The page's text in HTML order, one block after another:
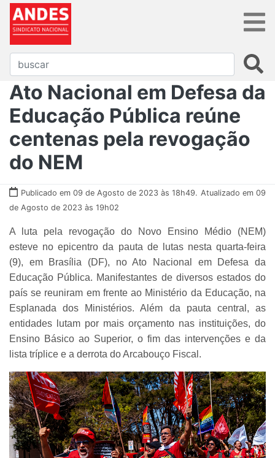
Ato Nacional em Defesa da
Educação Pública reúne
centenas pela revogação
do NEM
Publicado em 09 de Agosto de 2023 às 18h49. Atualizado em 09
de Agosto de 2023 às 19h02
A luta pela revogação do Novo Ensino Médio (NEM)
esteve no epicentro da pauta de lutas nesta quarta-feira
(9), em Brasília (DF), no Ato Nacional em Defesa da
Educação Pública. Manifestantes de diversos estados do
país se reuniram em frente ao Ministério da Educação, na
Esplanada dos Ministérios. Além da pauta central, as
entidades lutam por mais orçamento nas instituições, do
Ensino Básico ao Superior, o fim das intervenções e da
lista tríplice e a derrota do Arcabouço Fiscal.